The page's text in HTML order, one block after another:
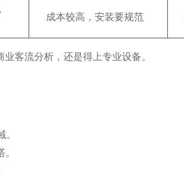
成本较高，安装要规范
客流分析，还是得上专业设备。